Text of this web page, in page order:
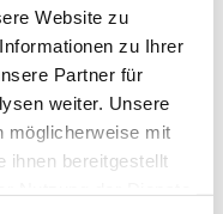
Website zu
zu Ihrer
Partner für
weiter. Unsere
möglicherweise mit
ihnen bereitgestellt
size 3, 3-pole
transformers
size 3, 910 A
size 3, 1250 A
for busbar